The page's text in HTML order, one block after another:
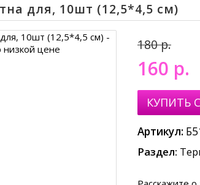
для, 10шт (12,5*4,5 см)
180
160 р.
Артикул:
Раздел: